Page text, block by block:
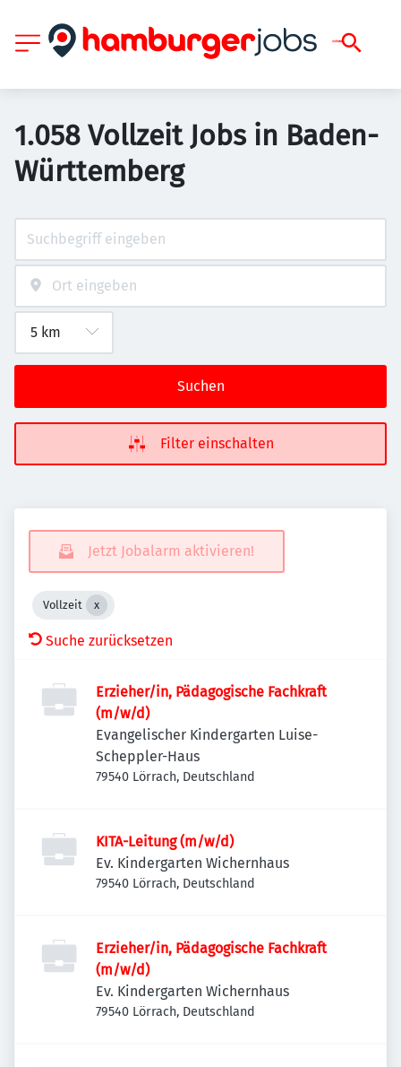
1.058 Vollzeit Jobs in Baden-
Württemberg
Suchen
Filter einschalten
Jetzt Jobalarm aktivieren!
Vollzeit
Suche zurücksetzen
Erzieher/in, Pädagogische Fachkraft
(m/w/d)
Evangelischer Kindergarten Luise-
Scheppler-Haus
79540 Lörrach, Deutschland
KITA-Leitung (m/w/d)
Ev. Kindergarten Wichernhaus
79540 Lörrach, Deutschland
Erzieher/in, Pädagogische Fachkraft
(m/w/d)
Ev. Kindergarten Wichernhaus
79540 Lörrach, Deutschland